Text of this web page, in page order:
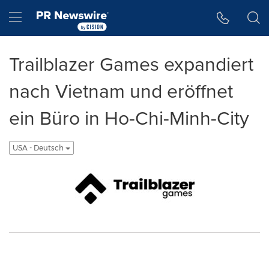
Hamburger menu
Trailblazer Games expandiert
nach Vietnam und eröffnet
ein Büro in Ho-Chi-Minh-City
USA - Deutsch